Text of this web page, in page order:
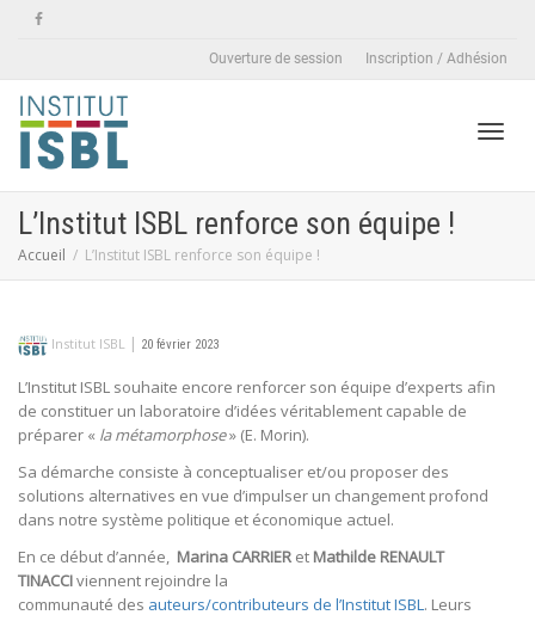
Ouverture de session Inscription / Adhésion
L’Institut ISBL renforce son équipe !
Accueil L’Institut ISBL renforce son équipe !
Institut ISBL | 20 février 2023
L’Institut ISBL souhaite encore renforcer son équipe d’experts afin
de constituer un laboratoire d’idées véritablement capable de
préparer « la métamorphose» (E. Morin).
Sa démarche consiste à conceptualiser et/ou proposer des
solutions alternatives en vue d’impulser un changement profond
dans notre système politique et économique actuel.
En ce début d’année, Marina CARRIER et Mathilde RENAULT
TINACCIviennent rejoindre la
communauté des auteurs/contributeurs de l’Institut ISBL. Leurs